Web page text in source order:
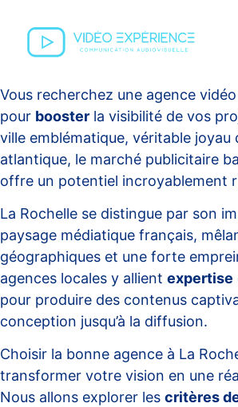
Vous recherchez une agence
pour booster la visibilité de vos
ville emblématique, véritable joyau
atlantique, le marché publicitaire
offre un potentiel incroyablement
La Rochelle se distingue par son
paysage médiatique français,
géographiques et une forte
agences locales y allient expertise
pour produire des contenus
conception jusqu’à la diffusion.
Choisir la bonne agence à La
transformer votre vision en une
Nous allons explorer les critères